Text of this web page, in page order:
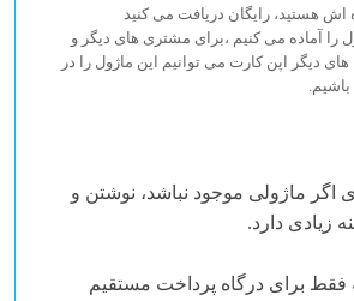
هستید، رایگان دریافت می کنید
را آماده می کنیم ،برای مشتری های دیگر و
دیگر اپن کارت می توانیم این ماژول را در
اگر ماژولی موجود نباشد، نوشتن و
زیادی دارد.
فقط برای درگاه پرداخت مستقیم